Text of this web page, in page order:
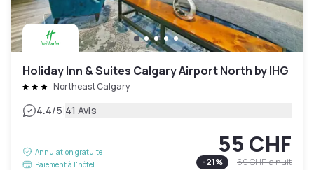
Holiday Inn & Suites Calgary Airport North by IHG
Northeast Calgary
4.4/5|41 Avis
Annulation gratuite
Paiement à l'hôtel
55 CHF
-21% 69 CHFla nuit